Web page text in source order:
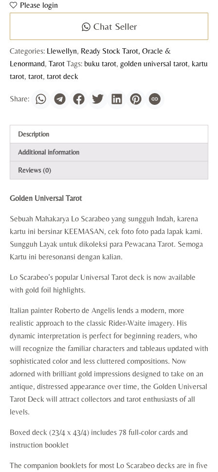
Please login
Chat Seller
Categories: Llewellyn, Ready Stock Tarot, Oracle &
Lenormand, Tarot Tags: buku tarot, golden universal tarot, kartu
tarot, tarot, tarot deck
Description
Additional information
Reviews (0)
Golden Universal Tarot
Sebuah Mahakarya Lo Scarabeo yang sungguh Indah, karena
kartu ini bersinar KEEMASAN, cek foto foto pada lapak kami.
Sungguh Layak untuk dikoleksi para Pewacana Tarot. Semoga
Kartu ini beresonansi dengan kalian.
Lo Scarabeo’s popular Universal Tarot deck is now available
with gold foil highlights.
Italian painter Roberto de Angelis lends a modern, more
realistic approach to the classic Rider-Waite imagery. His
dynamic interpretation is perfect for beginning readers, who
will recognize the familiar characters and tableaus updated with
sophisticated color and less cluttered compositions. Now
adorned with brilliant gold impressions designed to take on an
antique, distressed appearance over time, the Golden Universal
Tarot Deck will attract collectors and tarot enthusiasts of all
levels.
Boxed deck (23/4 x 43/4) includes 78 full-color cards and
instruction booklet
The companion booklets for most Lo Scarabeo decks are in five